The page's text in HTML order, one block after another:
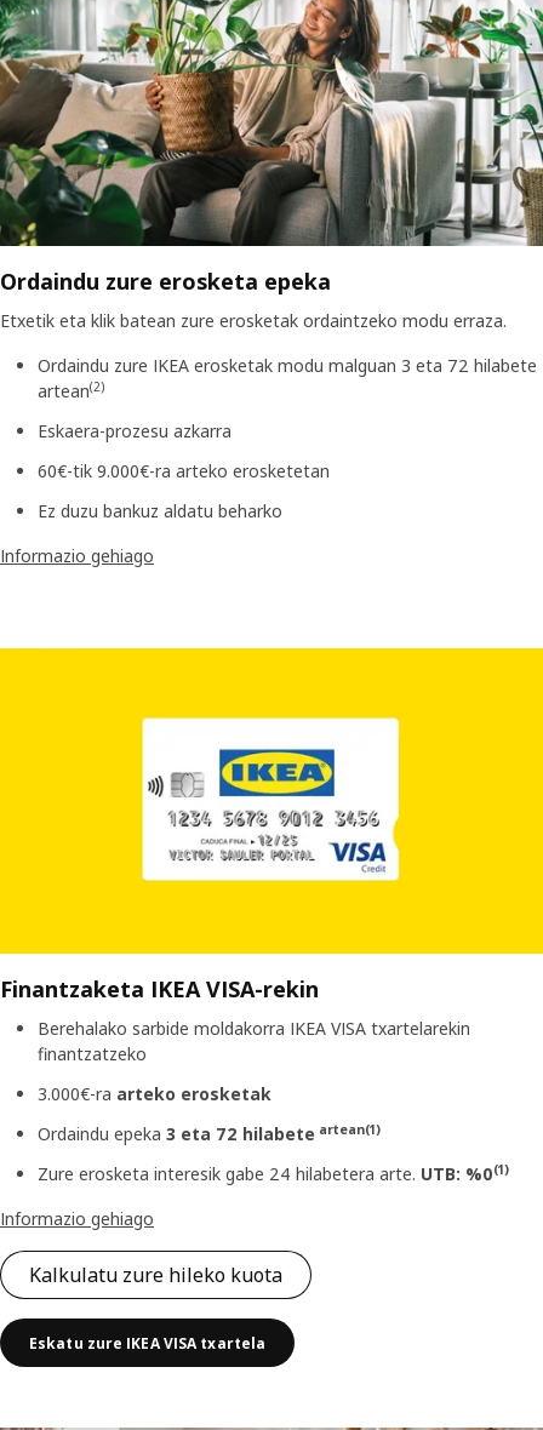
Ordaindu zure erosketa epeka
Etxetik eta klik batean zure erosketak ordaintzeko modu erraza.
Ordaindu zure IKEA erosketak modu malguan 3 eta 72 hilabete
artean(2)
Eskaera-prozesu azkarra
60€-tik 9.000€-ra arteko erosketetan
Ez duzu bankuz aldatu beharko
Informazio gehiago
Finantzaketa IKEA VISA-rekin
Berehalako sarbide moldakorra IKEA VISA txartelarekin
finantzatzeko
3.000€-ra arteko erosketak
Ordaindu epeka 3 eta 72 hilabete artean(1)
Zure erosketa interesik gabe 24 hilabetera arte. UTB: %0(1)
Informazio gehiago
Kalkulatu zure hileko kuota
Eskatu zure IKEA VISA txartela